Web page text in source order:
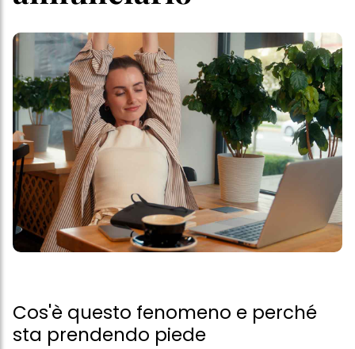
Cos'è questo fenomeno e perché
sta prendendo piede